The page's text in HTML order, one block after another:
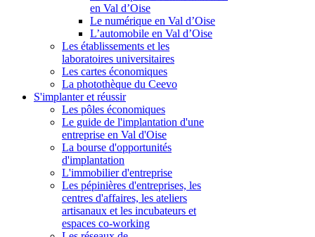
en Val d’Oise
Le numérique en Val d’Oise
L’automobile en Val d’Oise
Les établissements et les
laboratoires universitaires
Les cartes économiques
La photothèque du Ceevo
S'implanter et réussir
Les pôles économiques
Le guide de l'implantation d'une
entreprise en Val d'Oise
La bourse d'opportunités
d'implantation
L'immobilier d'entreprise
Les pépinières d'entreprises, les
centres d'affaires, les ateliers
artisanaux et les incubateurs et
espaces co-working